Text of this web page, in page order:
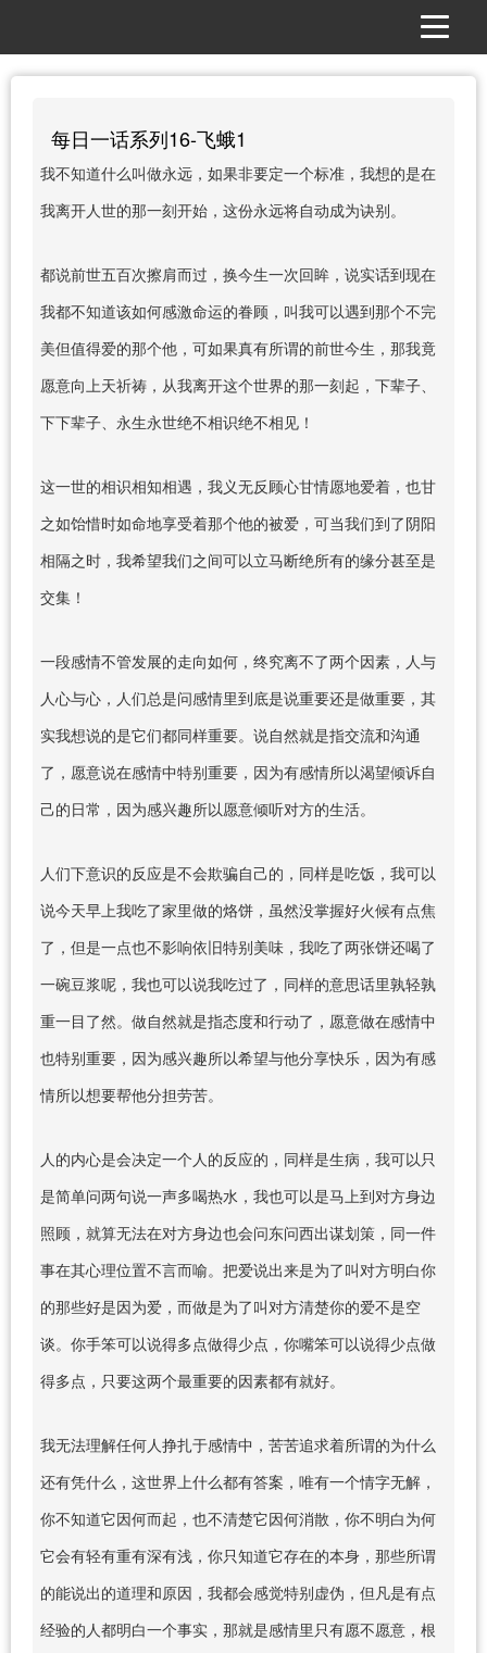
每日一话系列16-飞蛾1
我不知道什么叫做永远，如果非要定一个标准，我想的是在
我离开人世的那一刻开始，这份永远将自动成为诀别。
都说前世五百次擦肩而过，换今生一次回眸，说实话到现在
我都不知道该如何感激命运的眷顾，叫我可以遇到那个不完
美但值得爱的那个他，可如果真有所谓的前世今生，那我竟
愿意向上天祈祷，从我离开这个世界的那一刻起，下辈子、
下下辈子、永生永世绝不相识绝不相见！
这一世的相识相知相遇，我义无反顾心甘情愿地爱着，也甘
之如饴惜时如命地享受着那个他的被爱，可当我们到了阴阳
相隔之时，我希望我们之间可以立马断绝所有的缘分甚至是
交集！
一段感情不管发展的走向如何，终究离不了两个因素，人与
人心与心，人们总是问感情里到底是说重要还是做重要，其
实我想说的是它们都同样重要。说自然就是指交流和沟通
了，愿意说在感情中特别重要，因为有感情所以渴望倾诉自
己的日常，因为感兴趣所以愿意倾听对方的生活。
人们下意识的反应是不会欺骗自己的，同样是吃饭，我可以
说今天早上我吃了家里做的烙饼，虽然没掌握好火候有点焦
了，但是一点也不影响依旧特别美味，我吃了两张饼还喝了
一碗豆浆呢，我也可以说我吃过了，同样的意思话里孰轻孰
重一目了然。做自然就是指态度和行动了，愿意做在感情中
也特别重要，因为感兴趣所以希望与他分享快乐，因为有感
情所以想要帮他分担劳苦。
人的内心是会决定一个人的反应的，同样是生病，我可以只
是简单问两句说一声多喝热水，我也可以是马上到对方身边
照顾，就算无法在对方身边也会问东问西出谋划策，同一件
事在其心理位置不言而喻。把爱说出来是为了叫对方明白你
的那些好是因为爱，而做是为了叫对方清楚你的爱不是空
谈。你手笨可以说得多点做得少点，你嘴笨可以说得少点做
得多点，只要这两个最重要的因素都有就好。
我无法理解任何人挣扎于感情中，苦苦追求着所谓的为什么
还有凭什么，这世界上什么都有答案，唯有一个情字无解，
你不知道它因何而起，也不清楚它因何消散，你不明白为何
它会有轻有重有深有浅，你只知道它存在的本身，那些所谓
的能说出的道理和原因，我都会感觉特别虚伪，但凡是有点
经验的人都明白一个事实，那就是感情里只有愿不愿意，根